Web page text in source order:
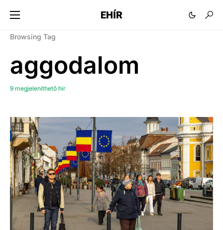
EHÍR
Browsing Tag
aggodalom
9 megjeleníthető hír